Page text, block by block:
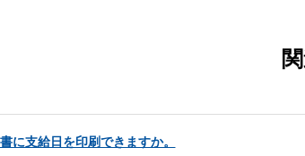
に支給日を印刷できますか。